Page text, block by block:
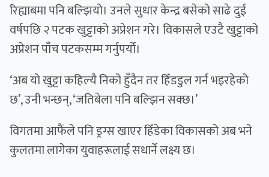
रिह्याबमा पनि बल्झियो। उनले सुधार केन्द्र बसेको साढे दुई
वर्षपछि २ पटक खुट्टाको अप्रेशन गरे। विकासले एउटै खुट्टाको
अप्रेशन पाँच पटकसम्म गर्नुपर्यो।
‘अब यो खुट्टा कहिल्यै निको हुँदैन तर हिँडडुल गर्न भइरहेको
छ’, उनी भन्छन्, ‘जतिबेला पनि बल्झिन सक्छ।’
विगतमा आफैंले पनि ड्रग्स खाएर हिँडेका विकासको अब भने
कुलतमा लागेका युवाहरूलाई सधार्ने लक्ष्य छ।